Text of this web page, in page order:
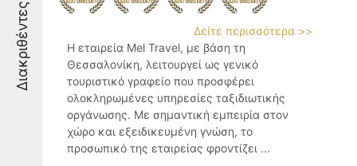
Διακριθέντες
Δείτε περισσότερα >>
Η εταιρεία Mel Travel, με βάση τη
Θεσσαλονίκη, λειτουργεί ως γενικό
τουριστικό γραφείο που προσφέρει
ολοκληρωμένες υπηρεσίες ταξιδιωτικής
οργάνωσης. Με σημαντική εμπειρία στον
χώρο και εξειδικευμένη γνώση, το
προσωπικό της εταιρείας φροντίζει ...